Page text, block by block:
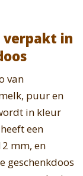
verpakt in
van
puur en
in kleur
een
mm, en
geschenkdoos